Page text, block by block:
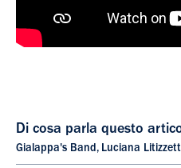
Di cosa parla questo
Gialappa's Band, Luciana